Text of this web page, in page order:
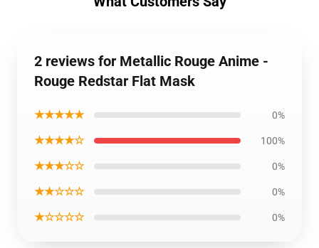
2 reviews for Metallic Rouge Anime -
Rouge Redstar Flat Mask
★★★★★ 0%
★★★★☆ 100%
★★★☆☆ 0%
★★☆☆☆ 0%
★☆☆☆☆ 0%